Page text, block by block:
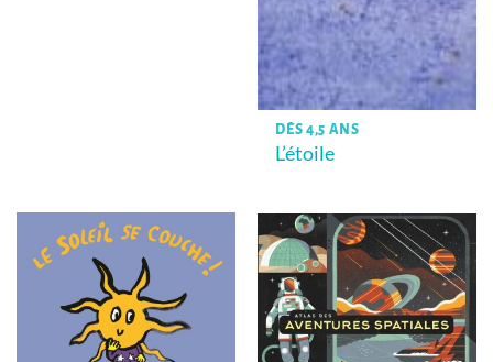
DÈS 4,5 ANS
L’étoile